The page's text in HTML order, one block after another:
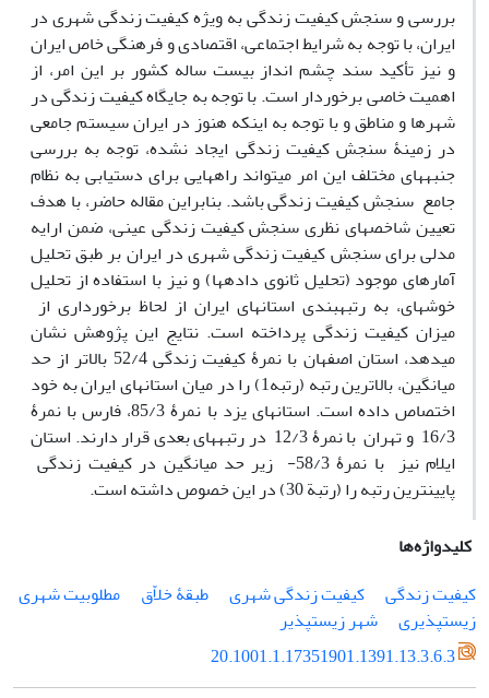
بررسی و سنجش کیفیت زندگی به ویژه کیفیت زندگی شهری در
ایران، با توجه به شرایط اجتماعی، اقتصادی و فرهنگی خاص ایران
و نیز تأکید سند چشم انداز بیست ساله کشور بر این امر، از
اهمیت خاصی برخوردار است. با توجه به جایگاه کیفیت زندگی در
شهرها و مناطق و با توجه به این‎که هنوز در ایران سیستم جامعی
در زمینۀ سنجش کیفیت زندگی ایجاد نشده، توجه به بررسی
جنبه‎های مختلف این امر می‎تواند راه‏هایی برای دستیابی به نظام
جامع سنجش کیفیت زندگی باشد. بنابراین مقاله حاضر، با هدف
تعیین شاخص‏های نظری سنجش کیفیت زندگی عینی، ضمن ارایه
مدلی برای سنجش کیفیت زندگی شهری در ایران بر طبق تحلیل
آمارهای موجود (تحلیل ثانوی داده‎ها) و نیز با استفاده از تحلیل
خوشه‎ای، به رتبه‏بندی استان‎های ایران از لحاظ برخورداری از
میزان کیفیت زندگی پرداخته است. نتایج این پژوهش نشان
می‎دهد، استان اصفهان با نمرۀ کیفیت زندگی 52/4 بالاتر از حد
میانگین، بالاترین رتبه (رتبه1) را در میان استان‎های ایران به خود
اختصاص داده است. استان‎های یزد با نمرۀ 85/3، فارس با نمرۀ
16/3 و تهران با نمرۀ 12/3 در رتبه‏ها‏ی بعدی قرار دارند. استان
ایلام نیز با نمرۀ 58/3- زیر حد میانگین در کیفیت زندگی
پایین‎ترین رتبه را (رتبة 30) در این خصوص داشته است.
کلیدواژه‌ها
کیفیت زندگی
کیفیت زندگی شهری طبقۀ خلاّق
مطلوبیت شهری
زیست‎پذیری
شهر زیستپذیر
20.1001.1.17351901.1391.13.3.6.3